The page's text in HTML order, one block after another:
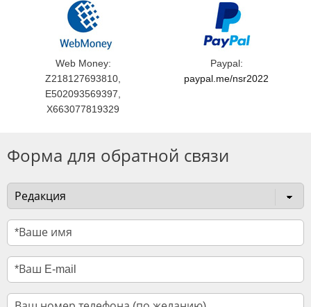
Web Money:
Z218127693810,
E502093569397,
X663077819329
Paypal:
paypal.me/nsr2022
Форма для обратной связи